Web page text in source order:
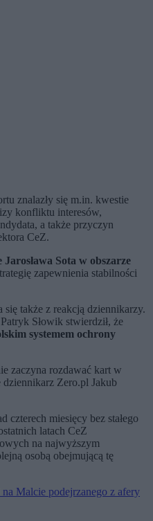
znalazły się m.in. kwestie
konfliktu interesów,
a także przyczyn
CeZ.
Jarosława Sota w obszarze
zapewnienia stabilności
się także z reakcją dziennikarzy.
Słowik stwierdził, że
systemem ochrony
zaczyna rozdawać kart w
Zero.pl Jakub
czterech miesięcy bez stałego
latach CeZ
na najwyższym
osobą obejmującą tę
Malcie podejrzanego z afery